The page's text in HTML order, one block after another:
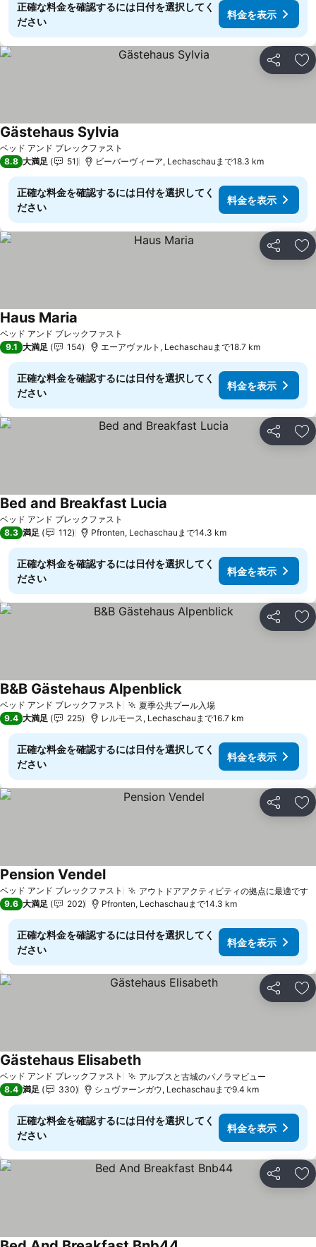
正確な料金を確認するには日付を選択してく
ださい
料金を表示
シェア お
ベッド アンド ブレックファスト
Gästehaus Sylvia
8.8 大満足 51 ビーバーヴィーア, Lechaschauまで18.3 km
正確な料金を確認するには日付を選択してく
ださい
料金を表示
シェア お
ベッド アンド ブレックファスト
Haus Maria
9.1 大満足 154 エーアヴァルト, Lechaschauまで18.7 km
正確な料金を確認するには日付を選択してく
ださい
料金を表示
シェア お
ベッド アンド ブレックファスト
Bed and Breakfast Lucia
8.3 満足 112 Pfronten, Lechaschauまで14.3 km
正確な料金を確認するには日付を選択してく
ださい
料金を表示
シェア お
ベッド アンド ブレックファスト 夏季公共プール入場
B&B Gästehaus Alpenblick
9.4 大満足 225 レルモース, Lechaschauまで16.7 km
正確な料金を確認するには日付を選択してく
ださい
料金を表示
シェア お
ベッド アンド ブレックファスト アウトドアアクティビティの拠点に最適です
Pension Vendel
9.6 大満足 202 Pfronten, Lechaschauまで14.3 km
正確な料金を確認するには日付を選択してく
ださい
料金を表示
シェア お
ベッド アンド ブレックファスト アルプスと古城のパノラマビュー
Gästehaus Elisabeth
8.4 満足 330 シュヴァーンガウ, Lechaschauまで9.4 km
正確な料金を確認するには日付を選択してく
ださい
料金を表示
シェア お